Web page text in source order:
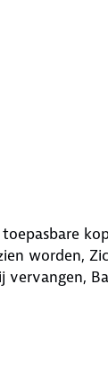
worden,
vervangen,